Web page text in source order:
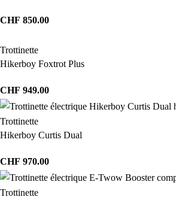
CHF 850.00
Trottinette
Hikerboy Foxtrot Plus
CHF 949.00
Trottinette
Hikerboy Curtis Dual
CHF 970.00
Trottinette